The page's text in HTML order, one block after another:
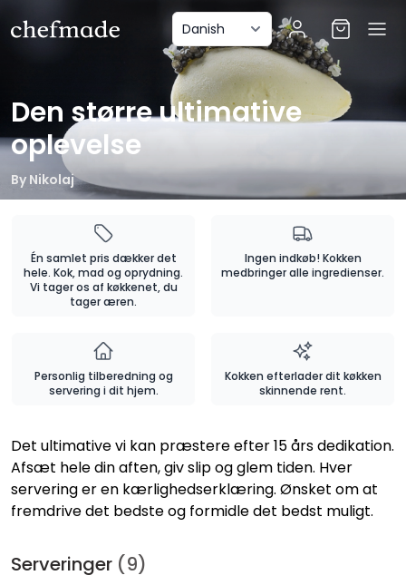
Den større ultimative
oplevelse
By Nikolaj
Én samlet pris dækker det
hele. Kok, mad og oprydning.
Vi tager os af køkkenet, du
tager æren.
Ingen indkøb! Kokken
medbringer alle ingredienser.
Personlig tilberedning og
servering i dit hjem.
Kokken efterlader dit køkken
skinnende rent.
Det ultimative vi kan præstere efter 15 års dedikation.
Afsæt hele din aften, giv slip og glem tiden. Hver
servering er en kærlighedserklæring. Ønsket om at
fremdrive det bedste og formidle det bedst muligt.
Serveringer (9)